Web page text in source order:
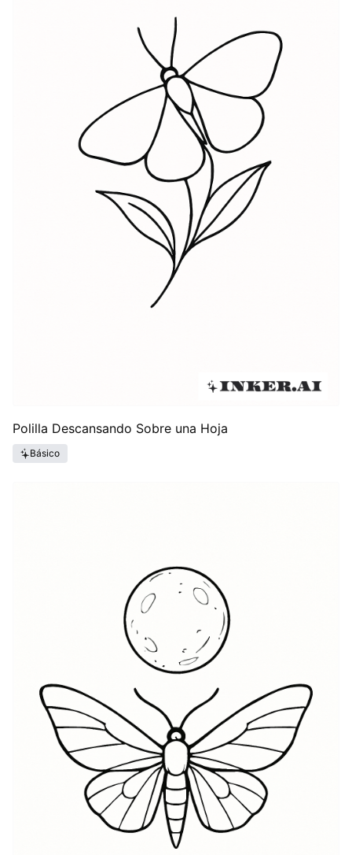
Polilla Descansando Sobre una Hoja
Básico